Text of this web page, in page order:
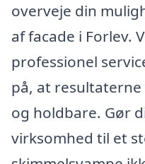
overveje din
af facade i Forlev.
professionel
på, at
og holdbare. Gør
virksomhed til et